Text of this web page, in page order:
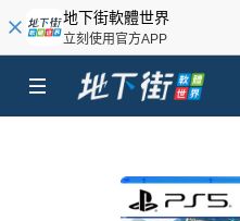
地下街軟體世界
立刻使用官方APP